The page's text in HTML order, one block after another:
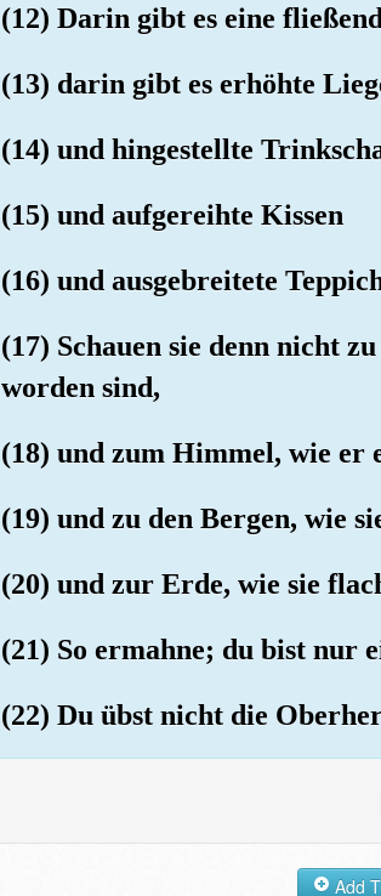
(12) Darin gibt es eine
(13) darin gibt es erhöhte
(14) und hingestellte
(15) und aufgereihte Kissen
(16) und ausgebreitete
(17) Schauen sie denn nicht
worden sind,
(18) und zum Himmel, wie er
(19) und zu den Bergen, wie
(20) und zur Erde, wie sie
(21) So ermahne; du bist nur
(22) Du übst nicht die